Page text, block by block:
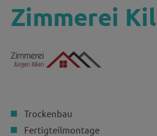
Zimmerei
Trockenbau
Fertigteilmontage